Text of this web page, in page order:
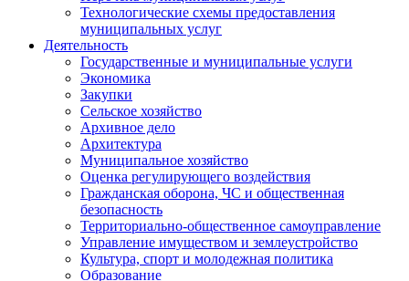
Технологические схемы предоставления
муниципальных услуг
Деятельность
Государственные и муниципальные услуги
Экономика
Закупки
Сельское хозяйство
Архивное дело
Архитектура
Муниципальное хозяйство
Оценка регулирующего воздействия
Гражданская оборона, ЧС и общественная
безопасность
Территориально-общественное самоуправление
Управление имуществом и землеустройство
Культура, спорт и молодежная политика
Образование